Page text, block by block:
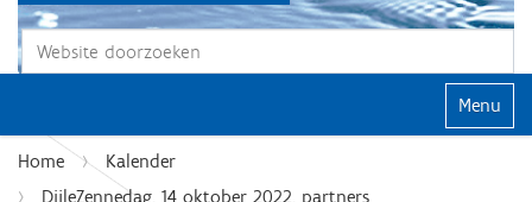
Zoek
Klap
Home
Kalender
DijleZennedag, 14 oktober 2022, partners